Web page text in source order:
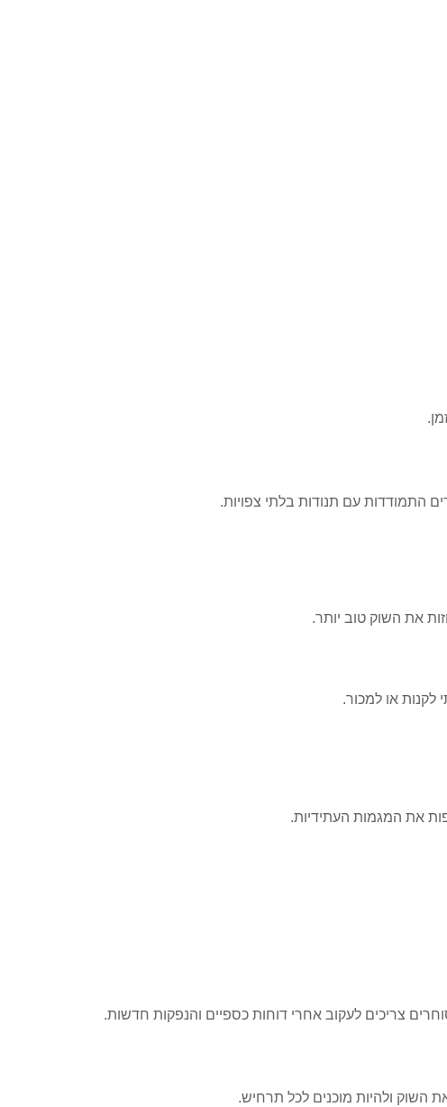
התמודדות עם תנודות בלתי צפויות.
את השוק טוב יותר.
לקנות או למכור.
את המגמות העתידיות.
צריכים לעקוב אחרי דוחות כספיים והנפקות חדשות.
השוק ולהיות מוכנים לכל תרחיש.